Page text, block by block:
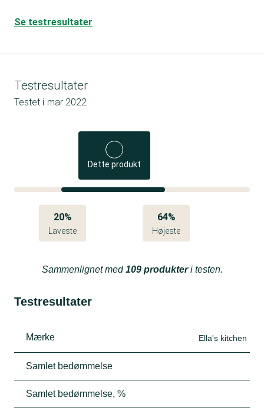
Se testresultater
Testresultater
Testet i mar 2022
Dette produkt
20%
Laveste
64%
Højeste
Sammenlignet med109 produkteri testen.
Testresultater
Mærke Ella's kitchen
Samlet bedømmelse
Samlet bedømmelse, %